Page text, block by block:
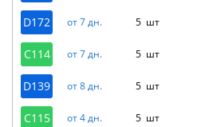
D172 от 7 дн. 5 шт
C114 от 7 дн. 5 шт
D139 от 8 дн. 5 шт
C115 от 4 дн. 5 шт